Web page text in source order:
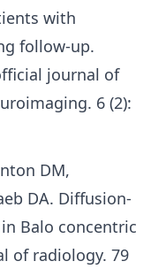
with
follow-up.
journal of
6 (2):
DM,
DA. Diffusion-
Balo concentric
of radiology. 79